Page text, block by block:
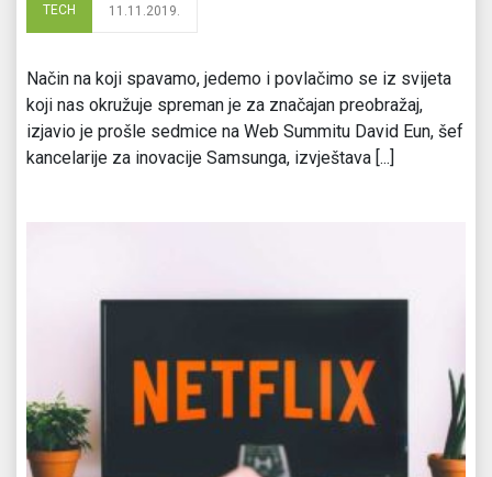
TECH 11.11.2019.
Način na koji spavamo, jedemo i povlačimo se iz svijeta
koji nas okružuje spreman je za značajan preobražaj,
izjavio je prošle sedmice na Web Summitu David Eun, šef
kancelarije za inovacije Samsunga, izvještava [...]